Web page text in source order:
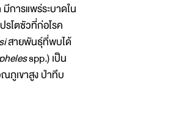
การแพร่ระบาดใน
รโตซัวที่ก่อโรค
สายพันธุ์ที่พบได้
spp.) เป็น
ภูเขาสูง ป่าทึบ